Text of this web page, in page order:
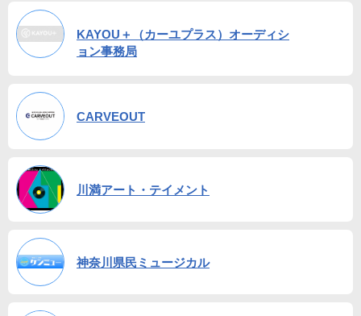
KAYOU＋（カーユプラス）オーディシ
ョン事務局
CARVEOUT
川満アート・テイメント
神奈川県民ミュージカル